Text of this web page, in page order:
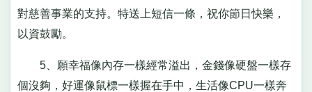
對慈善事業的支持。特送上短信一條，祝你節日快樂，
以資鼓勵。
5、願幸福像內存一樣經常溢出，金錢像硬盤一樣存
個沒夠，好運像鼠標一樣握在手中，生活像CPU一樣奔